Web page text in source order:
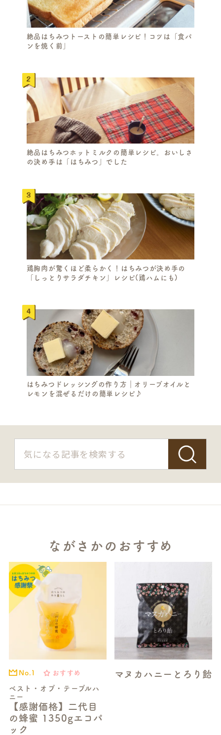
絶品はちみつトーストの簡単レシピ！コツは「食パ
ンを焼く前」
絶品はちみつホットミルクの簡単レシピ。おいしさ
の決め手は「はちみつ」でした
鶏胸肉が驚くほど柔らかく！はちみつが決め手の
「しっとりサラダチキン」レシピ(鶏ハムにも)
はちみつドレッシングの作り方｜オリーブオイルと
レモンを混ぜるだけの簡単レシピ♪
R
ながさかのおすすめ
ベスト・オブ・テーブルハ
ニー
【感謝価格】二代目
の蜂蜜 1350gエコパ
ック
No.1 おすすめ マヌカハニーとろり飴